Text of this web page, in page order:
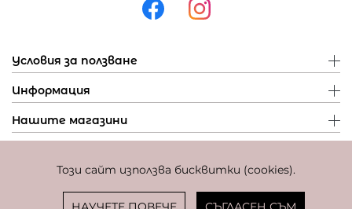
Този сайт използва бисквитки (cookies).
Условия за ползване
Информация
Нашите магазини
Фиксиран курс за превалутиране: 1 EUR = 1,95583 BGN